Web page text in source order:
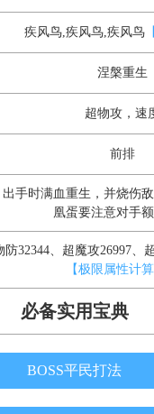
疾风鸟,疾风鸟,疾风鸟
涅槃重生
超物攻，速
前排
手时满血重生，并烧伤
凰蛋要注意对手
防32344、超魔攻26997、
【极限属性计
必备实用宝典
BOSS平民打法